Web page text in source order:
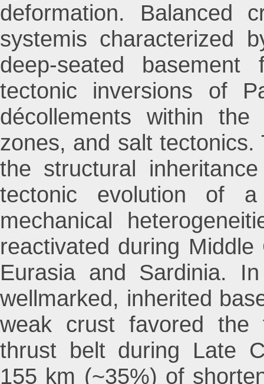
deformation. Balanced
systemis characterized
deep-seated
tectonic inversions of
décollements within the
zones, and salt
the structural
tectonic evolution of
mechanical
reactivated during
Eurasia and Sardinia.
wellmarked, inherited
weak crust favored the
thrust belt during Late
155 km (~35%) of